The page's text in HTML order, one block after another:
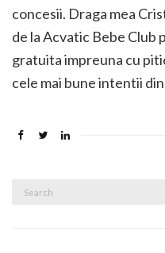
concesii. Draga mea
de la Acvatic Bebe Club
gratuita impreuna cu
cele mai bune intentii